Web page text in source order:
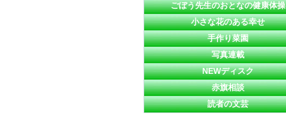
ごぼう先生のおとなの健康体操
小さな花のある幸せ
手作り菜園
写真連載
NEWディスク
赤旗相談
読者の文芸